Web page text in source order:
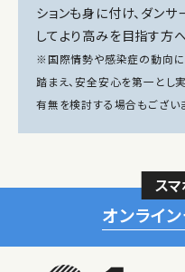
ションも身に付け、ダンサ
してより高みを目指す方へ
※国際情勢や感染症の動向に
踏まえ、安全安心を第一と
有無を検討する場合もござい
ス
オンライ